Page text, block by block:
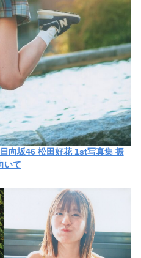
日向坂46 松田好花 1st写真集 振
いて